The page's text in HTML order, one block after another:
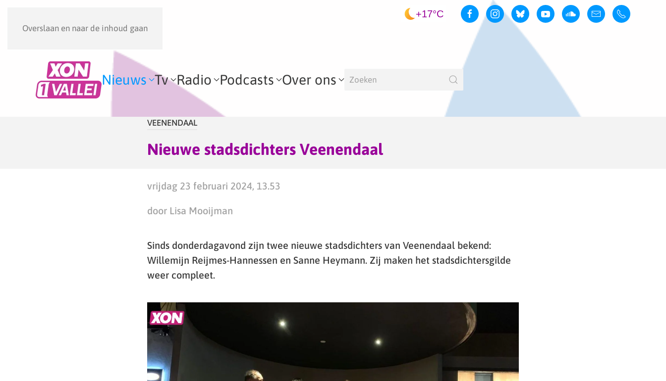
Overslaan en naar de inhoud gaan
+17°C
Nieuws Tv Radio Podcasts Over ons
VEENENDAAL
Nieuwe stadsdichters Veenendaal
vrijdag 23 februari 2024, 13.53
door Lisa Mooijman
Sinds donderdagavond zijn twee nieuwe stadsdichters van Veenendaal bekend:
Willemijn Reijmes-Hannessen en Sanne Heymann. Zij maken het stadsdichtersgilde
weer compleet.